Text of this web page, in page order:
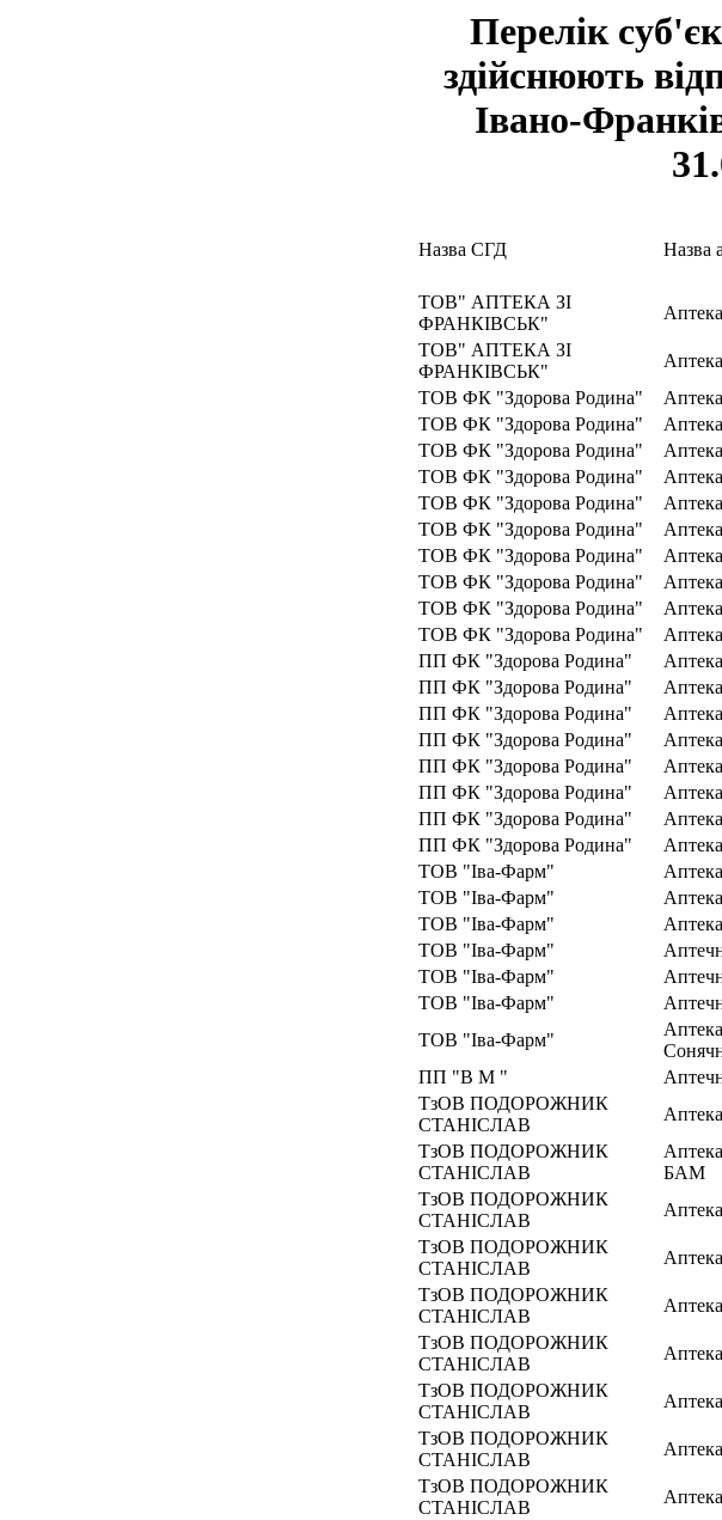
Перелік
здійснюють
Івано-
Назва СГД Назва
ТОВ" АПТЕКА ЗІ
ФРАНКІВСЬК"
ТОВ" АПТЕКА ЗІ
ФРАНКІВСЬК"
ТОВ ФК "Здорова Родина"
ТОВ ФК "Здорова Родина"
ТОВ ФК "Здорова Родина"
ТОВ ФК "Здорова Родина"
ТОВ ФК "Здорова Родина"
ТОВ ФК "Здорова Родина"
ТОВ ФК "Здорова Родина"
ТОВ ФК "Здорова Родина"
ТОВ ФК "Здорова Родина"
ТОВ ФК "Здорова Родина"
ПП ФК "Здорова Родина"
ПП ФК "Здорова Родина"
ПП ФК "Здорова Родина"
ПП ФК "Здорова Родина"
ПП ФК "Здорова Родина"
ПП ФК "Здорова Родина"
ПП ФК "Здорова Родина"
ПП ФК "Здорова Родина"
ТОВ "Іва-Фарм"
ТОВ "Іва-Фарм"
ТОВ "Іва-Фарм"
ТОВ "Іва-Фарм"
ТОВ "Іва-Фарм"
ТОВ "Іва-Фарм"
ТОВ "Іва-Фарм"
ПП "В М "
ТзОВ ПОДОРОЖНИК
СТАНІСЛАВ
ТзОВ ПОДОРОЖНИК
СТАНІСЛАВ
БАМ
ТзОВ ПОДОРОЖНИК
СТАНІСЛАВ
ТзОВ ПОДОРОЖНИК
СТАНІСЛАВ
ТзОВ ПОДОРОЖНИК
СТАНІСЛАВ
ТзОВ ПОДОРОЖНИК
СТАНІСЛАВ
ТзОВ ПОДОРОЖНИК
СТАНІСЛАВ
ТзОВ ПОДОРОЖНИК
СТАНІСЛАВ
ТзОВ ПОДОРОЖНИК
СТАНІСЛАВ